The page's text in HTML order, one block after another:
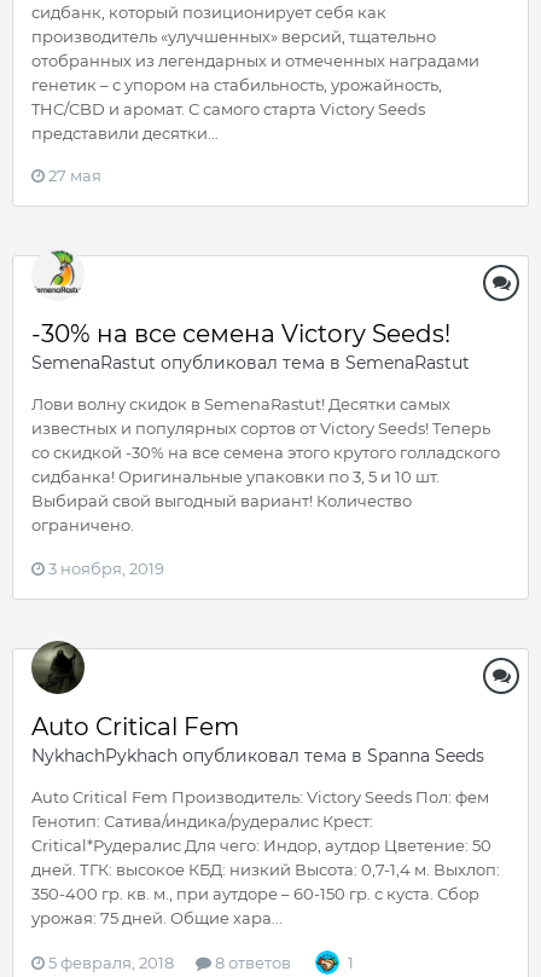
сидбанк, который позиционирует себя как
производитель «улучшенных» версий, тщательно
отобранных из легендарных и отмеченных наградами
генетик – с упором на стабильность, урожайность,
THC/CBD и аромат. С самого старта Victory Seeds
представили десятки...
27 мая
-30% на все семена Victory Seeds!
SemenaRastut опубликовал тема в SemenaRastut
Лови волну скидок в SemenaRastut! Десятки самых
известных и популярных сортов от Victory Seeds! Теперь
со скидкой -30% на все семена этого крутого голладского
сидбанка! Оригинальные упаковки по 3, 5 и 10 шт.
Выбирай свой выгодный вариант! Количество
ограничено.
3 ноября, 2019
Auto Critical Fem
NykhachPykhach опубликовал тема в Spanna Seeds
Auto Critical Fem Производитель: Victory Seeds Пол: фем
Генотип: Сатива/индика/рудералис Крест:
Critical*Рудералис Для чего: Индор, аутдор Цветение: 50
дней. ТГК: высокое КБД: низкий Высота: 0,7-1,4 м. Выхлоп:
350-400 гр. кв. м., при аутдоре – 60-150 гр. с куста. Сбор
урожая: 75 дней. Общие хара...
5 февраля, 2018 8 ответов 1